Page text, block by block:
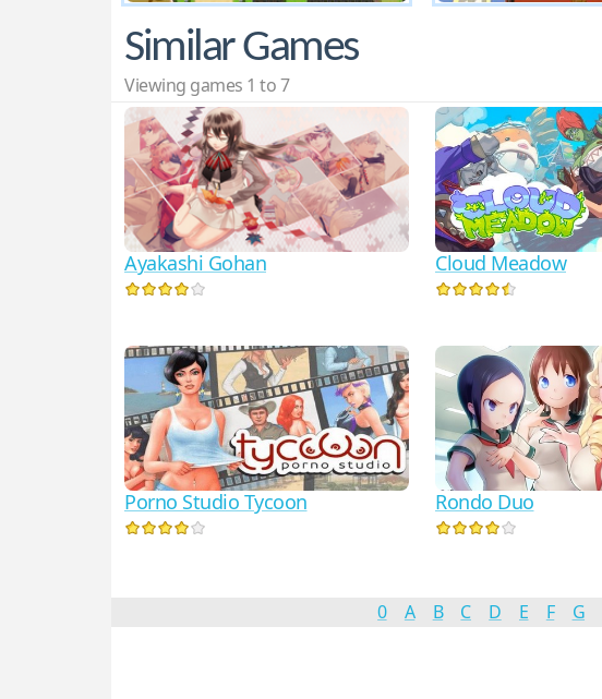
Similar Games
Viewing games 1 to 7
Ayakashi Gohan Cloud Meadow
Porno Studio Tycoon Rondo Duo
0 A B C D E F G